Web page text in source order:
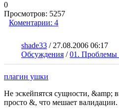
0
Просмотров: 5257
Коментарии: 4
shade33 / 27.08.2006 06:17
Обсуждения /01. Проблемы
плагин ушки
Не эскейпятся сущности, &amp;
просто &, что мешает валидации.